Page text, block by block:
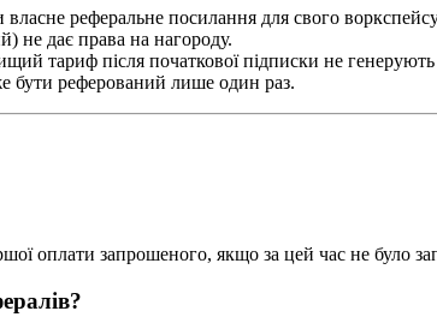
реферальне посилання для свого
не дає права на нагороду.
тариф після початкової підписки не генерують
бути реферований лише один раз.
оплати запрошеного, якщо за цей час не було